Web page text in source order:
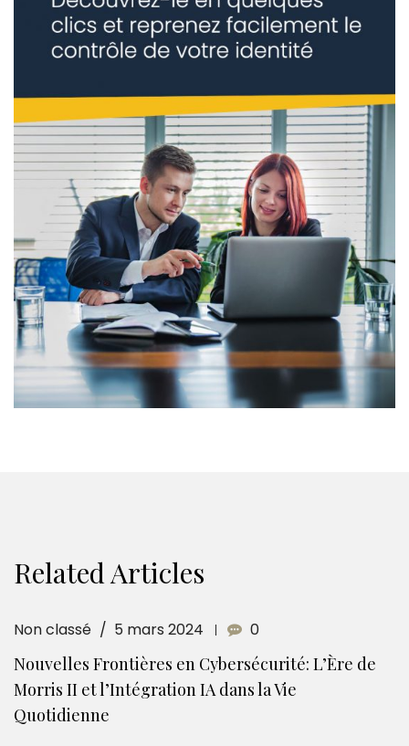
Related Articles
Non classé 5 mars 2024 0
Nouvelles Frontières en Cybersécurité: L’Ère de
Morris II et l’Intégration IA dans la Vie
Quotidienne